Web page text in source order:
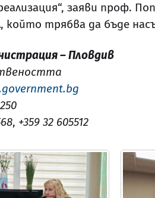
заяви проф.
който трябва да бъде
– Пловдив
, +359 32 605512